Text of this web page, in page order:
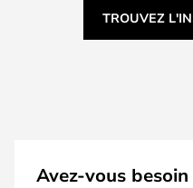
TROUVEZ
Avez-vous